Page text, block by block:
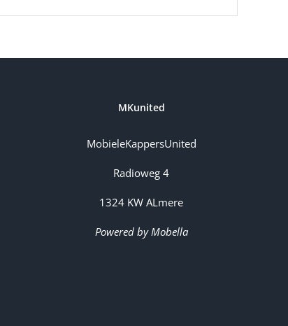
MKunited
MobieleKappersUnited
Radioweg 4
1324 KW ALmere
Powered by Mobella